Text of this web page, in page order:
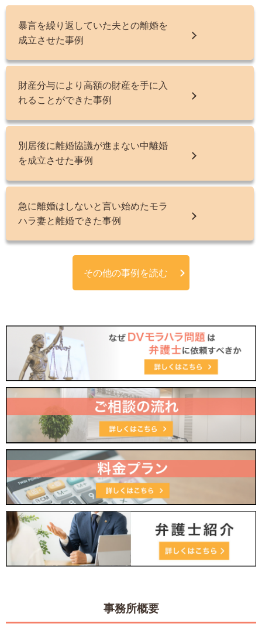
暴言を繰り返していた夫との離婚を
成立させた事例
財産分与により高額の財産を手に入
れることができた事例
別居後に離婚協議が進まない中離婚
を成立させた事例
急に離婚はしないと言い始めたモラ
ハラ妻と離婚できた事例
その他の事例を読む
事務所概要